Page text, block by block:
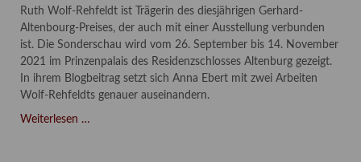
Ruth Wolf-Rehfeldt ist Trägerin des diesjährigen Gerhard-
Altenbourg-Preises, der auch mit einer Ausstellung verbunden
ist. Die Sonderschau wird vom 26. September bis 14. November
2021 im Prinzenpalais des Residenzschlosses Altenburg gezeigt.
In ihrem Blogbeitrag setzt sich Anna Ebert mit zwei Arbeiten
Wolf-Rehfeldts genauer auseinandern.
Weiterlesen …„Ob